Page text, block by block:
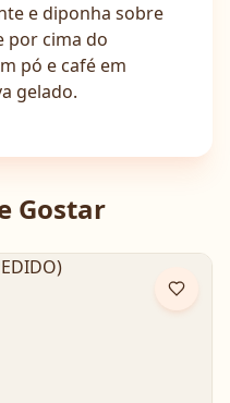
e diponha sobre
por cima do
pó e café em
gelado.
Gostar